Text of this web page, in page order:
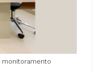
monitoramento